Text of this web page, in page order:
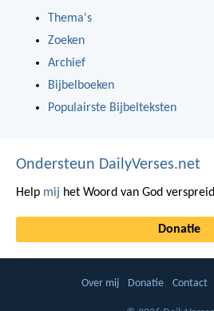
Thema's
Zoeken
Archief
Bijbelboeken
Populairste Bijbelteksten
Ondersteun DailyVerses.net
Help mij het Woord van God
Donatie
Over mij Donatie Contact